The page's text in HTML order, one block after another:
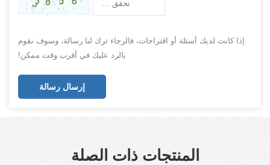
إذا كانت لديك أسئلة أو اقتراحات، فالرجاء ترك لنا رسالة، وسوف نقوم
بالرد عليك في أقرب وقت ممكن!
إرسال رسالة
المنتجات ذات الصلة